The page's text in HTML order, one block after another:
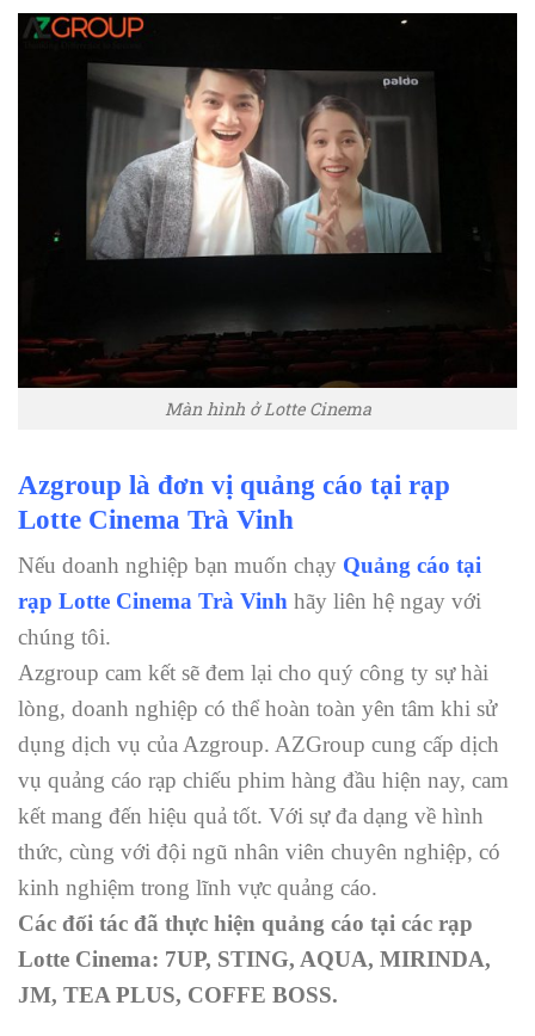
Màn hình ở Lotte Cinema
Azgroup là đơn vị quảng cáo tại rạp
Lotte Cinema Trà Vinh
Nếu doanh nghiệp bạn muốn chạy Quảng cáo tại
rạp Lotte Cinema Trà Vinh hãy liên hệ ngay với
chúng tôi.
Azgroup cam kết sẽ đem lại cho quý công ty sự hài
lòng, doanh nghiệp có thể hoàn toàn yên tâm khi sử
dụng dịch vụ của Azgroup. AZGroup cung cấp dịch
vụ quảng cáo rạp chiếu phim hàng đầu hiện nay, cam
kết mang đến hiệu quả tốt. Với sự đa dạng về hình
thức, cùng với đội ngũ nhân viên chuyên nghiệp, có
kinh nghiệm trong lĩnh vực quảng cáo.
Các đối tác đã thực hiện quảng cáo tại các rạp
Lotte Cinema: 7UP, STING, AQUA, MIRINDA,
JM, TEA PLUS, COFFE BOSS.